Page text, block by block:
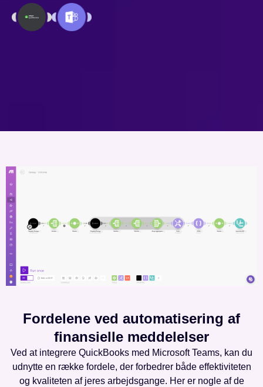
Fordelene ved automatisering af
finansielle meddelelser
Ved at integrere QuickBooks med Microsoft Teams, kan du
udnytte en række fordele, der forbedrer både effektiviteten
og kvaliteten af jeres arbejdsgange. Her er nogle af de